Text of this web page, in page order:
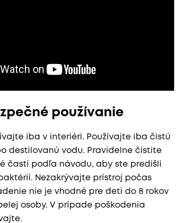
používanie
iba v interiéri. Používajte iba čistú
destilovanú vodu. Pravidelne čistite
časti podľa návodu, aby ste predišli
Nezakrývajte prístroj počas
nie je vhodné pre deti do 8 rokov
osoby. V prípade poškodenia